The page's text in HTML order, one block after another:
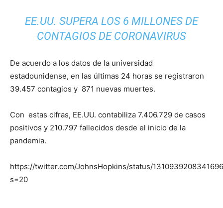
EE.UU. SUPERA LOS 6 MILLONES DE
CONTAGIOS DE CORONAVIRUS
De acuerdo a los datos de la universidad
estadounidense, en las últimas 24 horas se registraron
39.457 contagios y 871 nuevas muertes.
Con estas cifras, EE.UU. contabiliza 7.406.729 de casos
positivos y 210.797 fallecidos desde el inicio de la
pandemia.
https://twitter.com/JohnsHopkins/status/
s=20